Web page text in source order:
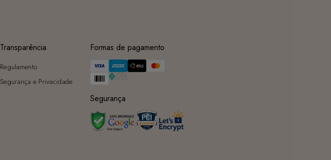
Transparência
Regulamento
Segurança e Privacidade
Formas de pagamento
Segurança